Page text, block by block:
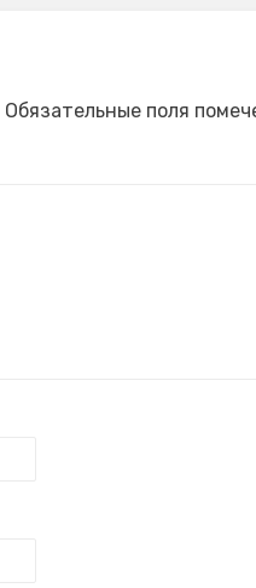
Обязательные поля